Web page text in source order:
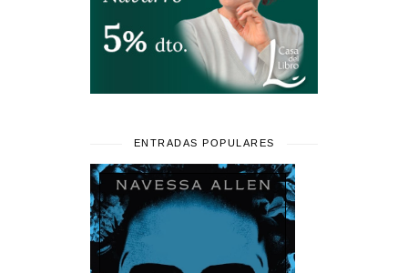
ENTRADAS POPULARES